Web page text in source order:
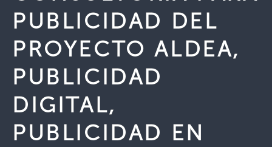
PUBLICIDAD DEL
PROYECTO ALDEA,
PUBLICIDAD
DIGITAL,
PUBLICIDAD EN